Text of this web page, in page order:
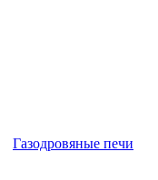
Газодровяные печи